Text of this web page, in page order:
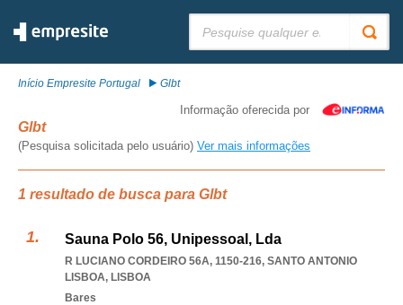
Início Empresite Portugal Glbt
Informação oferecida por
Glbt
(Pesquisa solicitada pelo usuário) Ver mais informações
1 resultado de busca para Glbt
Sauna Polo 56, Unipessoal, Lda
R LUCIANO CORDEIRO 56A, 1150-216, SANTO ANTONIO
LISBOA, LISBOA
Bares